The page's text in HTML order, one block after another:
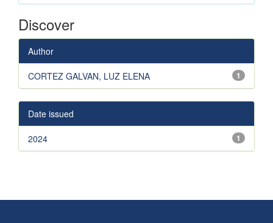
Discover
Author
1
CORTEZ GALVAN, LUZ ELENA
Date issued
1
2024